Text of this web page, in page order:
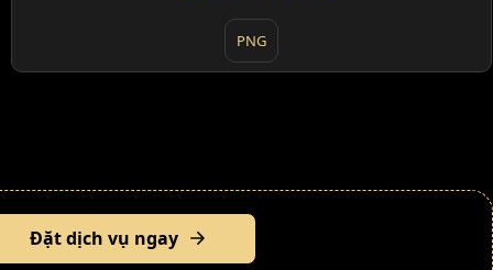
PNG
Đặt dịch vụ ngay